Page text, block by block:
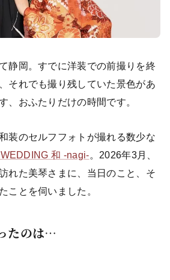
静岡。すでに洋装での前撮りを終
それでも撮り残していた景色があ
、おふたりだけの時間です。
装のセルフフォトが撮れる数少な
和 -nagi-。2026年3月、
れた美琴さまに、当日のこと、そ
ことを伺いました。
たのは…